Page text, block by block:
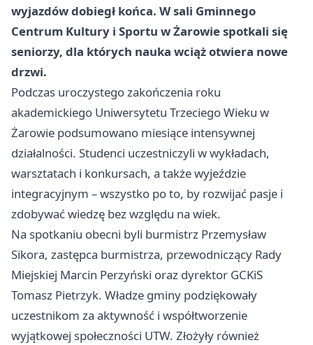
wyjazdów dobiegł końca. W sali Gminnego
Centrum Kultury i Sportu w Żarowie spotkali się
seniorzy, dla których nauka wciąż otwiera nowe
drzwi.
Podczas uroczystego zakończenia roku
akademickiego Uniwersytetu Trzeciego Wieku w
Żarowie podsumowano miesiące intensywnej
działalności. Studenci uczestniczyli w wykładach,
warsztatach i konkursach, a także wyjeździe
integracyjnym – wszystko po to, by rozwijać pasje i
zdobywać wiedzę bez względu na wiek.
Na spotkaniu obecni byli burmistrz Przemysław
Sikora, zastępca burmistrza, przewodniczący Rady
Miejskiej Marcin Perzyński oraz dyrektor GCKiS
Tomasz Pietrzyk. Władze gminy podziękowały
uczestnikom za aktywność i współtworzenie
wyjątkowej społeczności UTW. Złożyły również